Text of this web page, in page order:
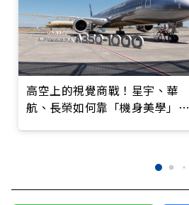
高空上的視覺商戰！星宇、華
航、長榮如何靠「機身美學」搶